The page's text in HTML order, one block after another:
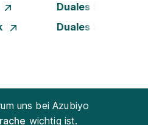
Duales Studium
Duales Studium
uns bei Azubiyo
wichtig ist.